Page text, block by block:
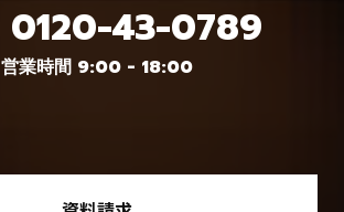
0120-43-0789
営業時間 9:00 - 18:00